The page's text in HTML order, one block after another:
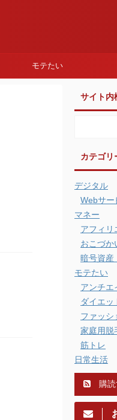
モテたい
サイト内
カテゴリ
デジタル
Webサー
マネー
アフィリ
おこづか
暗号資産
モテたい
アンチエ
ダイエッ
ファッシ
家庭用脱
筋トレ
日常生活
購